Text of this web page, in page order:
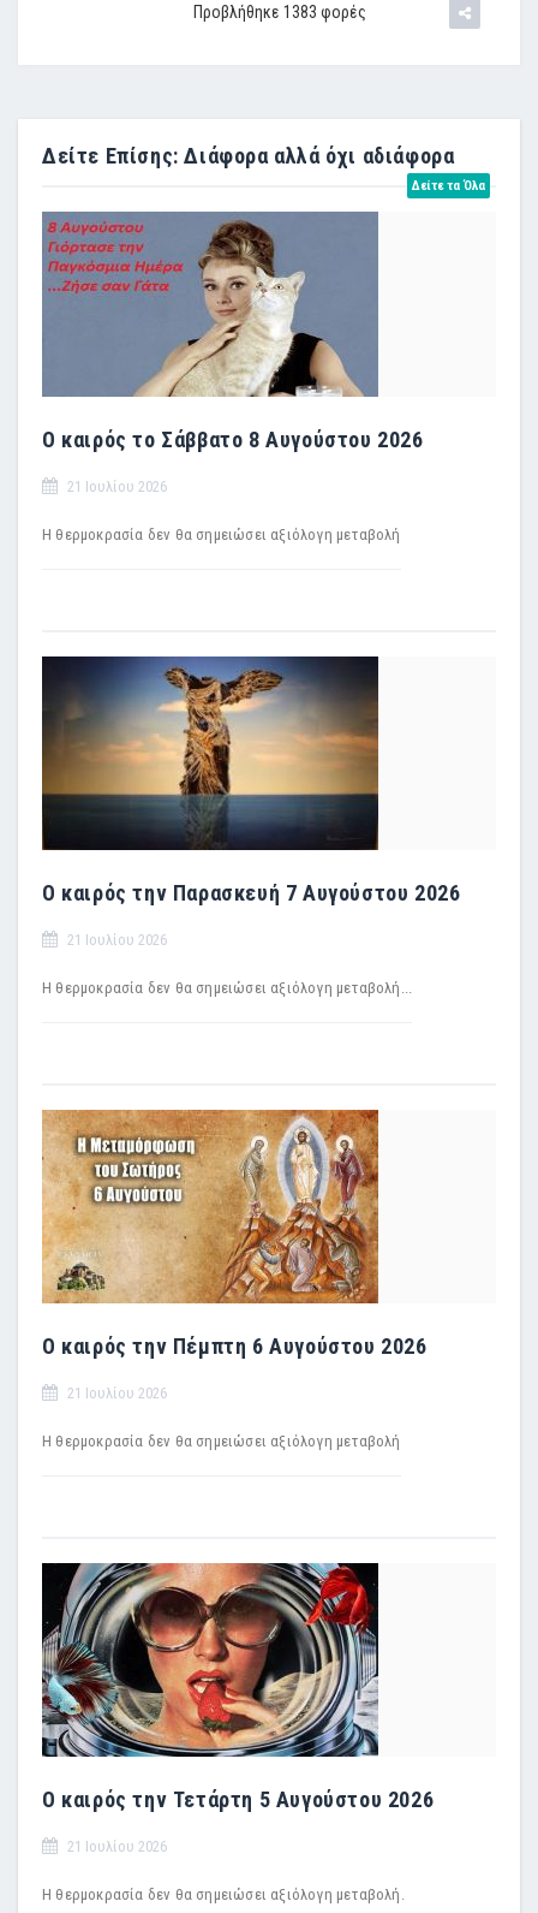
Προβλήθηκε 1383 φορές
Δείτε Επίσης: Διάφορα αλλά όχι αδιάφορα
Δείτε τα Όλα
Ο καιρός το Σάββατο 8 Αυγούστου 2026
21 Ιουλίου 2026
Η θερμοκρασία δεν θα σημειώσει αξιόλογη μεταβολή
Ο καιρός την Παρασκευή 7 Αυγούστου 2026
21 Ιουλίου 2026
Η θερμοκρασία δεν θα σημειώσει αξιόλογη μεταβολή...
Ο καιρός την Πέμπτη 6 Αυγούστου 2026
21 Ιουλίου 2026
H θερμοκρασία δεν θα σημειώσει αξιόλογη μεταβολή
Ο καιρός την Τετάρτη 5 Αυγούστου 2026
21 Ιουλίου 2026
Η θερμοκρασία δεν θα σημειώσει αξιόλογη μεταβολή.